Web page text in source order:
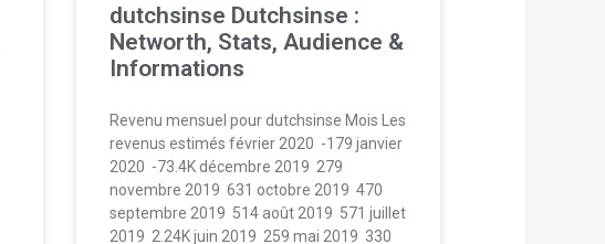
dutchsinse Dutchsinse :
Networth, Stats, Audience &
Informations
Revenu mensuel pour dutchsinse Mois Les
revenus estimés février 2020  -179 janvier
2020  -73.4K décembre 2019  279
novembre 2019  631 octobre 2019  470
septembre 2019  514 août 2019  571 juillet
2019  2.24K juin 2019  259 mai 2019  330